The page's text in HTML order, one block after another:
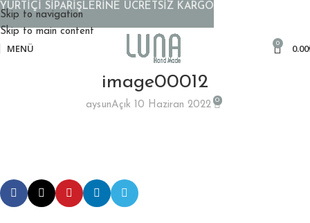
Skip to navigation
Skip to main content
MENÜ 0 0.00
image00012
aysunAçık 10 Haziran 2022 0
YURTİÇİ SİPARİŞLERİNE ÜCRETSİZ KARGO